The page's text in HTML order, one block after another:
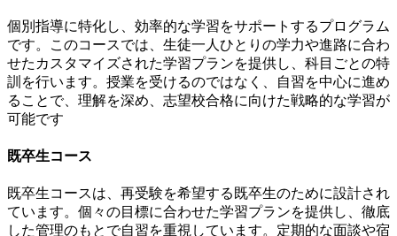
個別指導に特化し、効率的な学習をサポートするプログラム
です。このコースでは、生徒一人ひとりの学力や進路に合わ
せたカスタマイズされた学習プランを提供し、科目ごとの特
訓を行います。授業を受けるのではなく、自習を中心に進め
ることで、理解を深め、志望校合格に向けた戦略的な学習が
可能です​
既卒生コース
既卒生コースは、再受験を希望する既卒生のために設計され
ています。個々の目標に合わせた学習プランを提供し、徹底
した管理のもとで自習を重視しています。定期的な面談や宿